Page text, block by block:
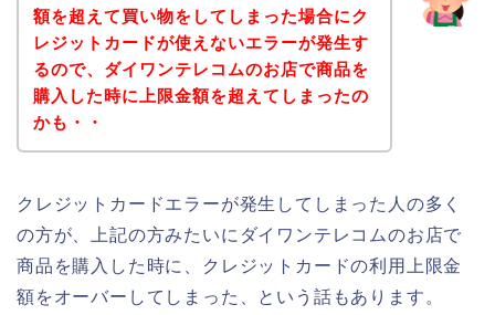
額を超えて買い物をしてしまった場合にク
レジットカードが使えないエラーが発生す
るので、ダイワンテレコムのお店で商品を
購入した時に上限金額を超えてしまったの
かも・・
クレジットカードエラーが発生してしまった人の多く
の方が、上記の方みたいにダイワンテレコムのお店で
商品を購入した時に、クレジットカードの利用上限金
額をオーバーしてしまった、という話もあります。